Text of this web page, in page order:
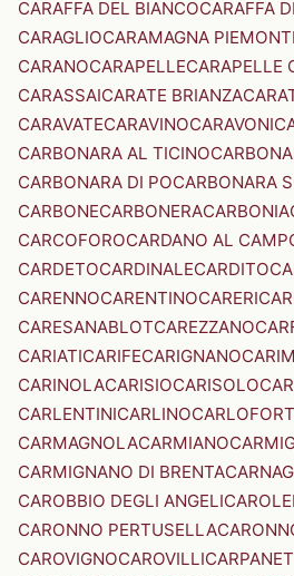
CARAFFA DEL BIANCOCARAFFA
CARAGLIOCARAMAGNA
CARANOCARAPELLECARAPELLE
CARASSAICARATE BRIANZA
CARAVATECARAVINO
CARBONARA AL TICINO
CARBONARA DI POCARBONARA
CARBONECARBONERACARBONIA
CARCOFOROCARDANO AL
CARDETOCARDINALECARDITO
CARENNOCARENTINOCARERI
CARESANABLOTCAREZZANO
CARIATICARIFECARIGNANO
CARINOLACARISIOCARISOLO
CARLENTINICARLINO
CARMAGNOLACARMIANO
CARMIGNANO DI BRENTA
CAROBBIO DEGLI ANGELICAROLEI
CARONNO PERTUSELLA
CAROVIGNOCAROVILLI